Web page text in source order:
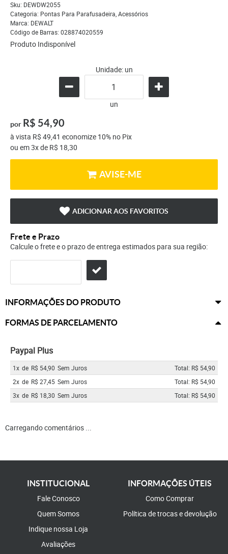
Sku: DEWDW2055
Categoria: Pontas Para Parafusadeira,Acessórios
Marca: DEWALT
Código de Barras: 028874020559
Produto Indisponível
Unidade: un
un
por R$ 54,90
à vista R$ 49,41 economize 10% no Pix
ou em3xde R$ 18,30
AVISE-ME
ADICIONAR AOS FAVORITOS
Frete e Prazo
Calcule o frete e o prazo de entrega estimados para sua região:
INFORMAÇÕES DO PRODUTO
FORMAS DE PARCELAMENTO
Paypal Plus
1x de R$ 54,90 Sem Juros
Total: R$ 54,90
2x de R$ 27,45 Sem Juros
Total: R$ 54,90
3x de R$ 18,30 Sem Juros Total: R$ 54,90
Carregando comentários ...
INSTITUCIONAL
Fale Conosco
Quem Somos
Indique nossa Loja
Avaliações
INFORMAÇÕES ÚTEIS
Como Comprar
Política de trocas e devolução